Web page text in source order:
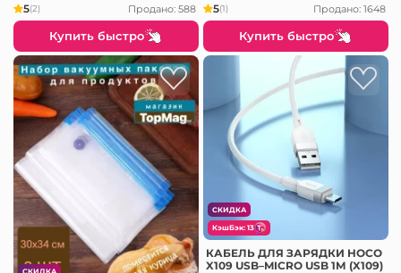
5(2) Продано: 588
Купить быстро
5(1) Продано: 1648
Купить быстро
СКИДКА
СКИДКА
КэшБэк: 13
КАБЕЛЬ ДЛЯ ЗАРЯДКИ HOCO
X109 USB–MICRO USB 1М (X109)